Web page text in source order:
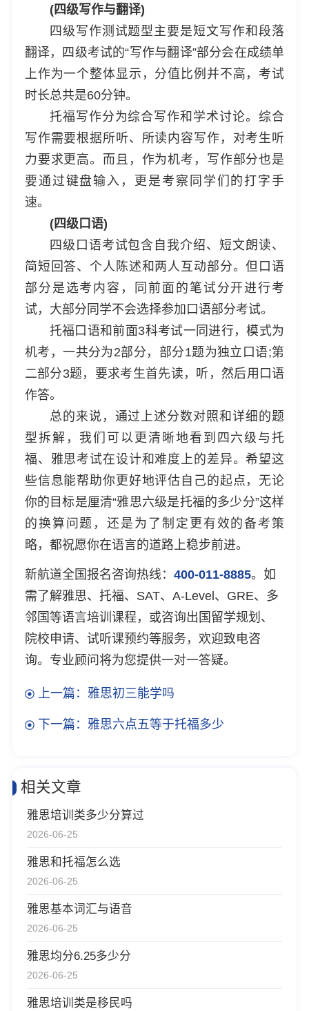
(四级写作与翻译)
四级写作测试题型主要是短文写作和段落
翻译，四级考试的“写作与翻译”部分会在成绩单
上作为一个整体显示，分值比例并不高，考试
时长总共是60分钟。
托福写作分为综合写作和学术讨论。综合
写作需要根据所听、所读内容写作，对考生听
力要求更高。而且，作为机考，写作部分也是
要通过键盘输入，更是考察同学们的打字手
速。
(四级口语)
四级口语考试包含自我介绍、短文朗读、
简短回答、个人陈述和两人互动部分。但口语
部分是选考内容，同前面的笔试分开进行考
试，大部分同学不会选择参加口语部分考试。
托福口语和前面3科考试一同进行，模式为
机考，一共分为2部分，部分1题为独立口语;第
二部分3题，要求考生首先读，听，然后用口语
作答。
总的来说，通过上述分数对照和详细的题
型拆解，我们可以更清晰地看到四六级与托
福、雅思考试在设计和难度上的差异。希望这
些信息能帮助你更好地评估自己的起点，无论
你的目标是厘清“雅思六级是托福的多少分”这样
的换算问题，还是为了制定更有效的备考策
略，都祝愿你在语言的道路上稳步前进。
新航道全国报名咨询热线： 400-011-8885。如
需了解雅思、托福、SAT、A-Level、GRE、多
邻国等语言培训课程，或咨询出国留学规划、
院校申请、试听课预约等服务，欢迎致电咨
询。专业顾问将为您提供一对一答疑。
上一篇：雅思初三能学吗
下一篇：雅思六点五等于托福多少
相关文章
雅思培训类多少分算过
2026-06-25
雅思和托福怎么选
2026-06-25
雅思基本词汇与语音
2026-06-25
雅思均分6.25多少分
2026-06-25
雅思培训类是移民吗